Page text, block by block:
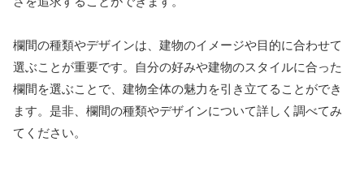
欄間の種類やデザインは、建物のイメージや目的に合わせて
選ぶことが重要です。自分の好みや建物のスタイルに合った
欄間を選ぶことで、建物全体の魅力を引き立てることができ
ます。是非、欄間の種類やデザインについて詳しく調べてみ
てください。